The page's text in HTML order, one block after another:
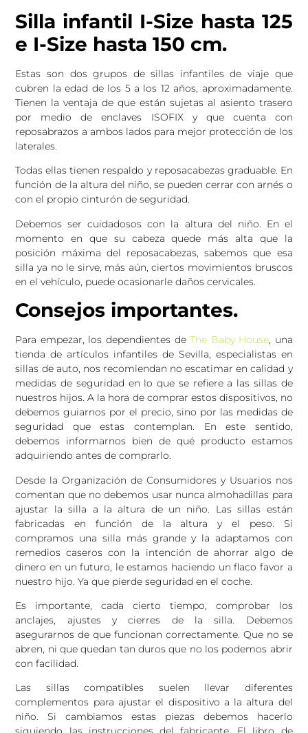
Silla infantil I-Size hasta 125
e I-Size hasta 150 cm.
Estas son dos grupos de sillas infantiles de viaje que
cubren la edad de los 5 a los 12 años, aproximadamente.
Tienen la ventaja de que están sujetas al asiento trasero
por medio de enclaves ISOFIX y que cuenta con
reposabrazos a ambos lados para mejor protección de los
laterales.
Todas ellas tienen respaldo y reposacabezas graduable. En
función de la altura del niño, se pueden cerrar con arnés o
con el propio cinturón de seguridad.
Debemos ser cuidadosos con la altura del niño. En el
momento en que su cabeza quede más alta que la
posición máxima del reposacabezas, sabemos que esa
silla ya no le sirve, más aún, ciertos movimientos bruscos
en el vehículo, puede ocasionarle daños cervicales.
Consejos importantes.
Para empezar, los dependientes deThe Baby House, una
tienda de artículos infantiles de Sevilla, especialistas en
sillas de auto, nos recomiendan no escatimar en calidad y
medidas de seguridad en lo que se refiere a las sillas de
nuestros hijos. A la hora de comprar estos dispositivos, no
debemos guiarnos por el precio, sino por las medidas de
seguridad que estas contemplan. En este sentido,
debemos informarnos bien de qué producto estamos
adquiriendo antes de comprarlo.
Desde la Organización de Consumidores y Usuarios nos
comentan que no debemos usar nunca almohadillas para
ajustar la silla a la altura de un niño. Las sillas están
fabricadas en función de la altura y el peso. Si
compramos una silla más grande y la adaptamos con
remedios caseros con la intención de ahorrar algo de
dinero en un futuro, le estamos haciendo un flaco favor a
nuestro hijo. Ya que pierde seguridad en el coche.
Es importante, cada cierto tiempo, comprobar los
anclajes, ajustes y cierres de la silla. Debemos
asegurarnos de que funcionan correctamente. Que no se
abren, ni que quedan tan duros que no los podemos abrir
con facilidad.
Las sillas compatibles suelen llevar diferentes
complementos para ajustar el dispositivo a la altura del
niño. Si cambiamos estas piezas debemos hacerlo